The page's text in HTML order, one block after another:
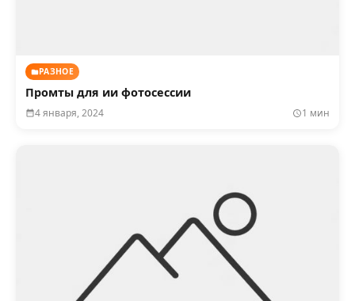
РАЗНОЕ
Промты для ии фотосессии
4 января, 2024 1 мин